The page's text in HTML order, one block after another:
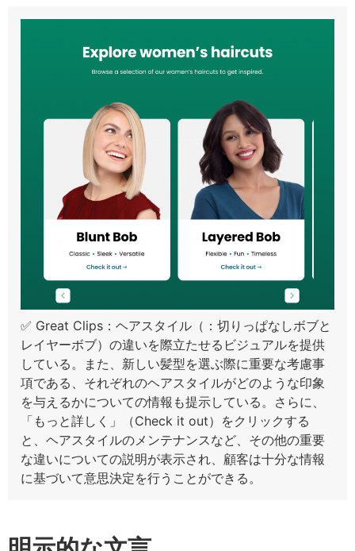
✅ Great Clips：ヘアスタイル（：切りっぱなしボブと
レイヤーボブ）の違いを際立たせるビジュアルを提供
している。また、新しい髪型を選ぶ際に重要な考慮事
項である、それぞれのヘアスタイルがどのような印象
を与えるかについての情報も提示している。さらに、
「もっと詳しく」（Check it out）をクリックする
と、ヘアスタイルのメンテナンスなど、その他の重要
な違いについての説明が表示され、顧客は十分な情報
に基づいて意思決定を行うことができる。